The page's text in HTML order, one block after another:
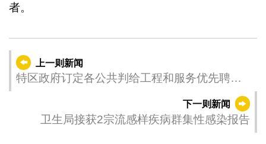
者。
上一则新闻
特区政府订定各公共判给工程和服务优先聘用
下一则新闻
卫生局接获2宗流感样疾病群集性感染报告